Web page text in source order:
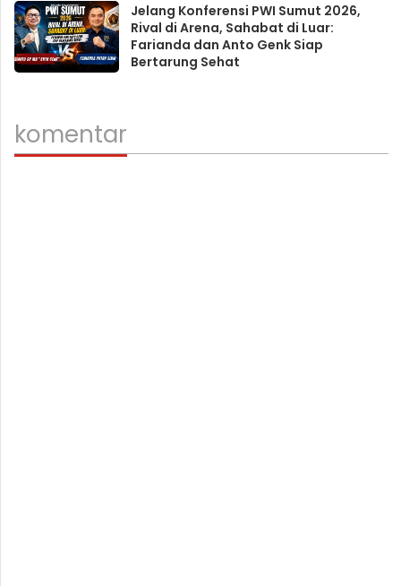
Jelang Konferensi PWI Sumut 2026,
Rival di Arena, Sahabat di Luar:
Farianda dan Anto Genk Siap
Bertarung Sehat
komentar